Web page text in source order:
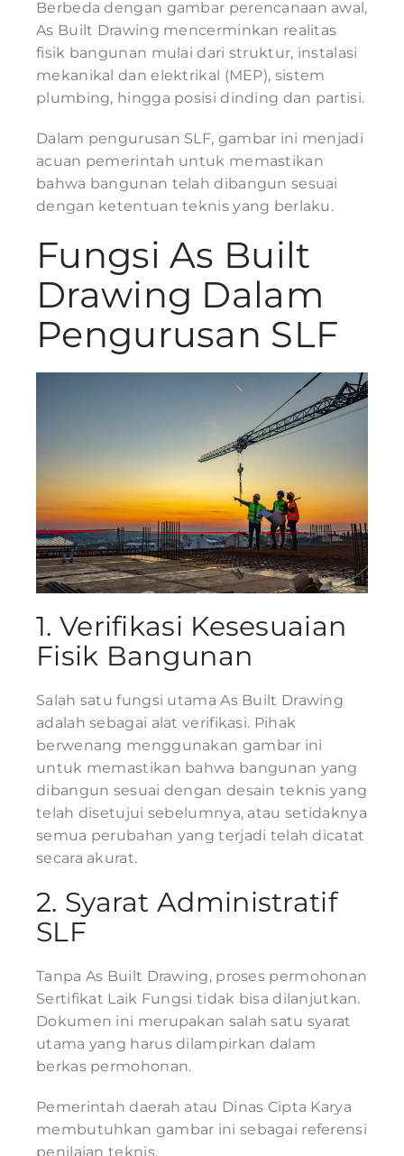
Berbeda dengan gambar perencanaan awal,
As Built Drawing mencerminkan realitas
fisik bangunan mulai dari struktur, instalasi
mekanikal dan elektrikal (MEP), sistem
plumbing, hingga posisi dinding dan partisi.
Dalam pengurusan SLF, gambar ini menjadi
acuan pemerintah untuk memastikan
bahwa bangunan telah dibangun sesuai
dengan ketentuan teknis yang berlaku.
Fungsi As Built
Drawing Dalam
Pengurusan SLF
1. Verifikasi Kesesuaian
Fisik Bangunan
Salah satu fungsi utama As Built Drawing
adalah sebagai alat verifikasi. Pihak
berwenang menggunakan gambar ini
untuk memastikan bahwa bangunan yang
dibangun sesuai dengan desain teknis yang
telah disetujui sebelumnya, atau setidaknya
semua perubahan yang terjadi telah dicatat
secara akurat.
2. Syarat Administratif
SLF
Tanpa As Built Drawing, proses permohonan
Sertifikat Laik Fungsi tidak bisa dilanjutkan.
Dokumen ini merupakan salah satu syarat
utama yang harus dilampirkan dalam
berkas permohonan.
Pemerintah daerah atau Dinas Cipta Karya
membutuhkan gambar ini sebagai referensi
penilaian teknis.